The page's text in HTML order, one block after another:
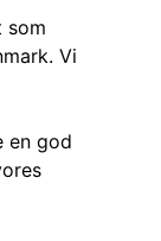
som
Vi
en god